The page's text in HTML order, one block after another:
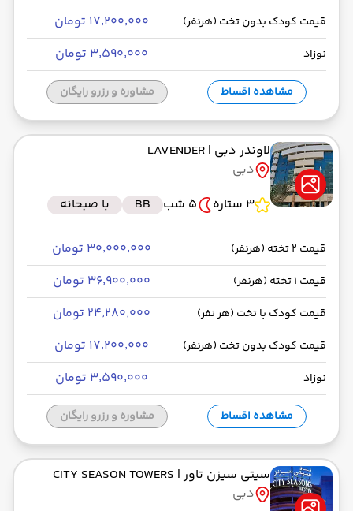
قیمت کودک بدون تخت (هرنفر) ۱۷٬۲۰۰٬۰۰۰ تومان
نوزاد ۳٬۵۹۰٬۰۰۰ تومان
مشاهده اقساط مشاوره و رزرو رایگان
لاوندر دبی | LAVENDER
دبی
3 ستاره
5 شب BB با صبحانه
قیمت 2 تخته (هرنفر) ۳۰٬۰۰۰٬۰۰۰ تومان
قیمت 1 تخته (هرنفر) ۳۶٬۹۰۰٬۰۰۰ تومان
قیمت کودک با تخت (هر نفر) ۲۴٬۲۸۰٬۰۰۰ تومان
قیمت کودک بدون تخت (هرنفر) ۱۷٬۲۰۰٬۰۰۰ تومان
نوزاد ۳٬۵۹۰٬۰۰۰ تومان
مشاهده اقساط مشاوره و رزرو رایگان
سیتی سیزن تاور| CITY SEASON TOWERS
دبی